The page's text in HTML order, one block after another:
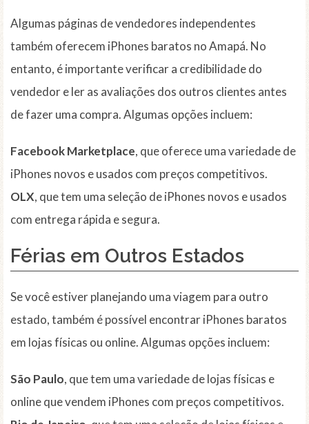
Algumas páginas de vendedores independentes
também oferecem iPhones baratos no Amapá. No
entanto, é importante verificar a credibilidade do
vendedor e ler as avaliações dos outros clientes antes
de fazer uma compra. Algumas opções incluem:
Facebook Marketplace, que oferece uma variedade de
iPhones novos e usados com preços competitivos.
OLX, que tem uma seleção de iPhones novos e usados
com entrega rápida e segura.
Férias em Outros Estados
Se você estiver planejando uma viagem para outro
estado, também é possível encontrar iPhones baratos
em lojas físicas ou online. Algumas opções incluem:
São Paulo, que tem uma variedade de lojas físicas e
online que vendem iPhones com preços competitivos.